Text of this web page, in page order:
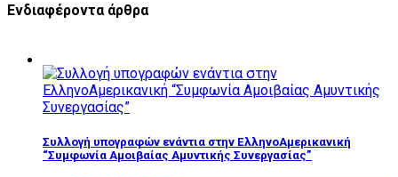
Ενδιαφέροντα άρθρα
Συλλογή υπογραφών ενάντια στην ΕλληνοΑμερικανική
“Συμφωνία Αμοιβαίας Αμυντικής Συνεργασίας”